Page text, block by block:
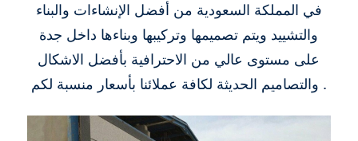
في المملكة السعودية من أفضل الإنشاءات والبناء
والتشييد ويتم تصميمها وتركيبها وبناءها داخل جدة
على مستوى عالي من الاحترافية بأفضل الاشكال
والتصاميم الحديثة لكافة عملائنا بأسعار منسبة لكم .